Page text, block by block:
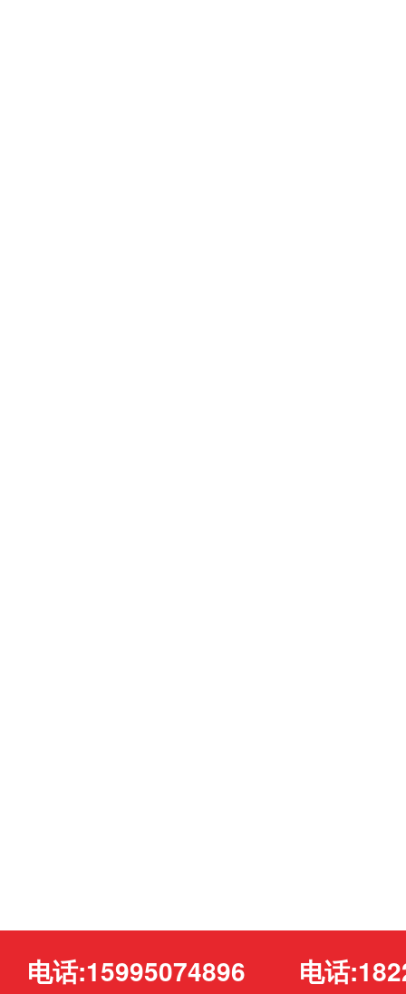
电话:15995074896 电话